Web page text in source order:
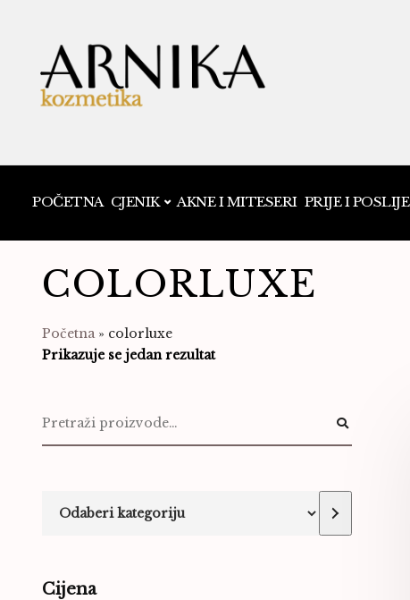
POČETNA CJENIK AKNE I MITESERI PRIJE I POSLIJE
COLORLUXE
Početna» colorluxe
Prikazuje se jedan rezultat
Cijena